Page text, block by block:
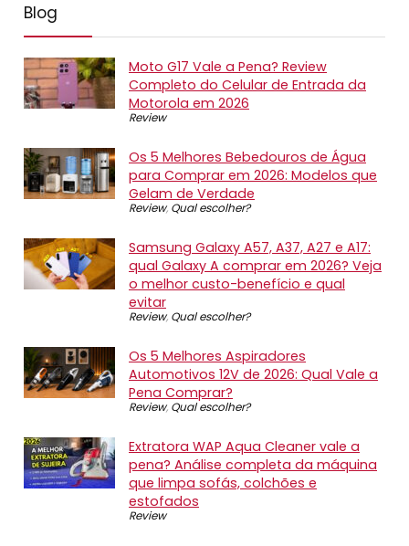
Blog
Moto G17 Vale a Pena? Review
Completo do Celular de Entrada da
Motorola em 2026
Review
Os 5 Melhores Bebedouros de Água
para Comprar em 2026: Modelos que
Gelam de Verdade
Review, Qual escolher?
Samsung Galaxy A57, A37, A27 e A17:
qual Galaxy A comprar em 2026? Veja
o melhor custo-benefício e qual
evitar
Review, Qual escolher?
Os 5 Melhores Aspiradores
Automotivos 12V de 2026: Qual Vale a
Pena Comprar?
Review, Qual escolher?
Extratora WAP Aqua Cleaner vale a
pena? Análise completa da máquina
que limpa sofás, colchões e
estofados
Review